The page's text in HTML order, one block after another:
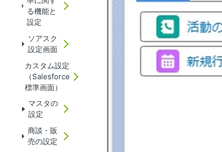
る機能と
設定
ソアスク
設定画面
カスタム設定
（Salesforce
標準画面）
マスタの
設定
商談・販
売の設定